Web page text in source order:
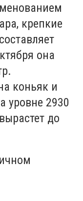
крепкие
она
коньяк и
уровне 2930
до